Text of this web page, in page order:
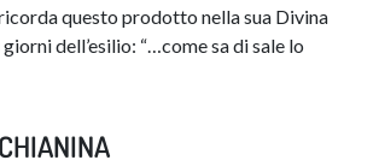
questo prodotto nella sua Divina
dell’esilio: “…come sa di sale lo